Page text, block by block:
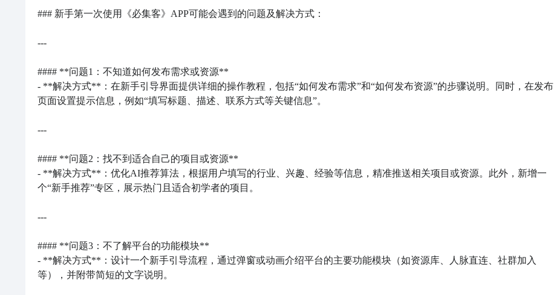
### 新手第一次使用《必集客》APP可能会遇到的问题及解决方式：
---
#### **问题1：不知道如何发布需求或资源**
- **解决方式**：在新手引导界面提供详细的操作教程，包括“如何发布需求”和“如何发布资源”的步骤说明。同时，在发布
页面设置提示信息，例如“填写标题、描述、联系方式等关键信息”。
---
#### **问题2：找不到适合自己的项目或资源**
- **解决方式**：优化AI推荐算法，根据用户填写的行业、兴趣、经验等信息，精准推送相关项目或资源。此外，新增一
个“新手推荐”专区，展示热门且适合初学者的项目。
---
#### **问题3：不了解平台的功能模块**
- **解决方式**：设计一个新手引导流程，通过弹窗或动画介绍平台的主要功能模块（如资源库、人脉直连、社群加入
等），并附带简短的文字说明。